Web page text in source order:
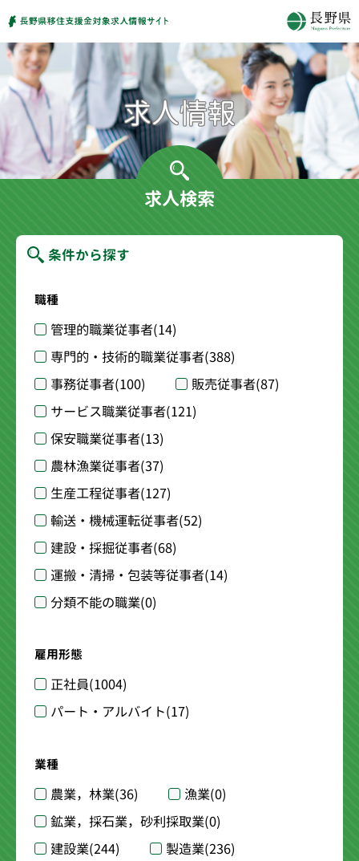
求人検索
条件から探す
職種
管理的職業従事者(14)
専門的・技術的職業従事者(388)
事務従事者(100) 販売従事者(87)
サービス職業従事者(121)
保安職業従事者(13)
農林漁業従事者(37)
生産工程従事者(127)
輸送・機械運転従事者(52)
建設・採掘従事者(68)
運搬・清掃・包装等従事者(14)
分類不能の職業(0)
雇用形態
正社員(1004)
パート・アルバイト(17)
業種
農業，林業(36) 漁業(0)
鉱業，採石業，砂利採取業(0)
建設業(244) 製造業(236)